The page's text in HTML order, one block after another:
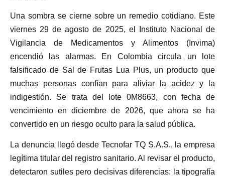
Una sombra se cierne sobre un remedio cotidiano. Este
viernes 29 de agosto de 2025, el Instituto Nacional de
Vigilancia de Medicamentos y Alimentos (Invima)
encendió las alarmas. En Colombia circula un lote
falsificado de Sal de Frutas Lua Plus, un producto que
muchas personas confían para aliviar la acidez y la
indigestión. Se trata del lote 0M8663, con fecha de
vencimiento en diciembre de 2026, que ahora se ha
convertido en un riesgo oculto para la salud pública.
La denuncia llegó desde Tecnofar TQ S.A.S., la empresa
legítima titular del registro sanitario. Al revisar el producto,
detectaron sutiles pero decisivas diferencias: la tipografía